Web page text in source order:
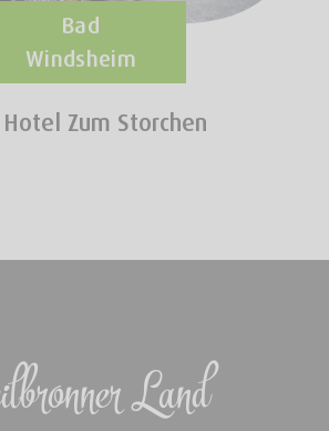
Bad
Windsheim
Hotel Zum Storchen
Land